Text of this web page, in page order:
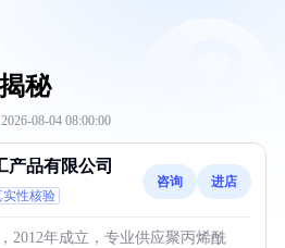
秘
2026-08-04 08:00:00
产品有限公司
实性核验
咨询 进店
2012年成立，专业供应聚丙烯酰